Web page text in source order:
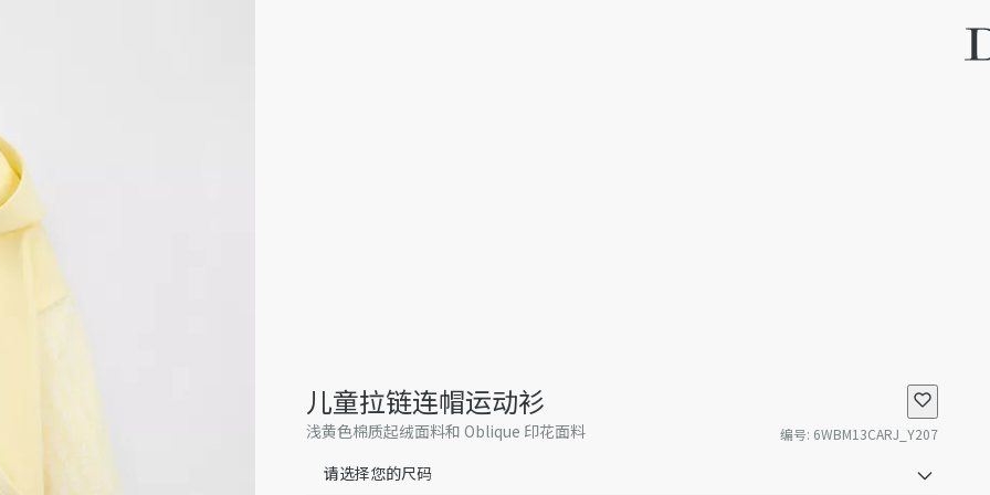
儿童拉链连帽运动衫
浅黄色棉质起绒面料和 Oblique 印花面料 编号: 6WBM13CARJ_Y207
请选择您的尺码